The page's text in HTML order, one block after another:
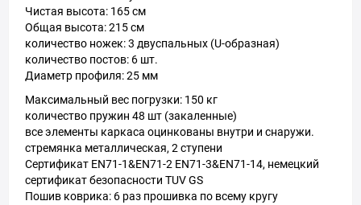
Чистая высота: 165 см
Общая высота: 215 см
количество ножек: 3 двуспальных (U-образная)
количество постов: 6 шт.
Диаметр профиля: 25 мм
Максимальный вес погрузки: 150 кг
количество пружин 48 шт (закаленные)
все элементы каркаса оцинкованы внутри и снаружи.
стремянка металлическая, 2 ступени
Сертификат EN71-1&EN71-2 EN71-3&EN71-14, немецкий
сертификат безопасности TUV GS
Пошив коврика: 6 раз прошивка по всему кругу